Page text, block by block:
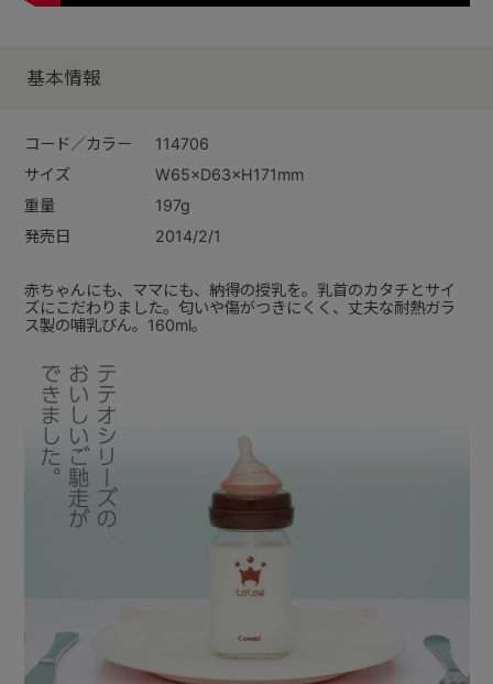
基本情報
コード／カラー
114706
サイズ
W65×D63×H171mm
重量
197g
発売日
2014/2/1
赤ちゃんにも、ママにも、納得の授乳を。乳首のカタチとサイ
ズにこだわりました。匂いや傷がつきにくく、丈夫な耐熱ガラ
ス製の哺乳びん。160ml。